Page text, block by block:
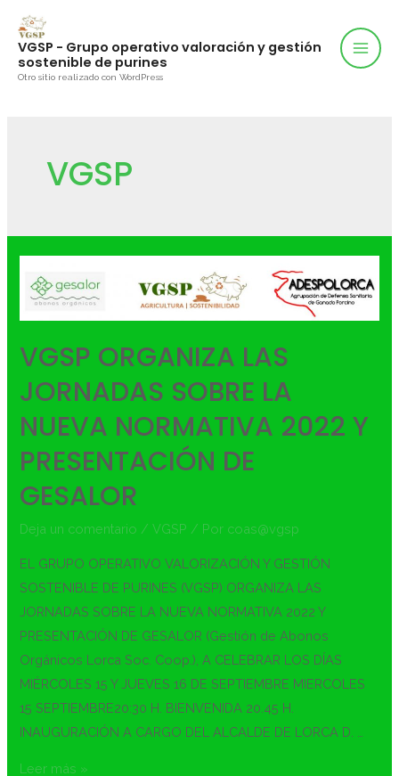
VGSP - Grupo operativo valoración y gestión
sostenible de purines
Otro sitio realizado con WordPress
VGSP
VGSP ORGANIZA LAS
JORNADAS SOBRE LA
NUEVA NORMATIVA 2022 Y
PRESENTACIÓN DE
GESALOR
Deja un comentario /VGSP / Por coas@vgsp
EL GRUPO OPERATIVO VALORIZACIÓN Y GESTIÓN
SOSTENIBLE DE PURINES (VGSP) ORGANIZA LAS
JORNADAS SOBRE LA NUEVA NORMATIVA 2022 Y
PRESENTACIÓN DE GESALOR (Gestión de Abonos
Orgánicos Lorca Soc. Coop.), A CELEBRAR LOS DÍAS
MIÉRCOLES 15 Y JUEVES 16 DE SEPTIEMBRE MIERCOLES
15 SEPTIEMBRE20:30 H. BIENVENIDA 20.45 H.
INAUGURACIÓN A CARGO DEL ALCALDE DE LORCA D. …
Leer más »